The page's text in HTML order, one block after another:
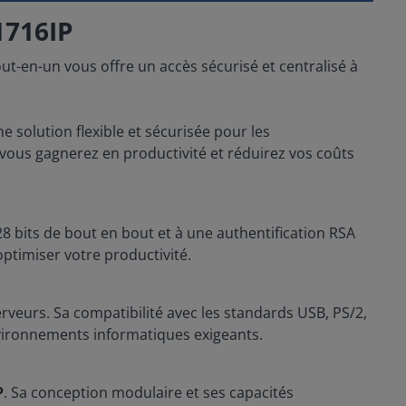
en-un vous offre un accès sécurisé et centralisé à
solution flexible et sécurisée pour les
gagnerez en productivité et réduirez vos coûts
bits de bout en bout et à une authentification RSA
votre productivité.
Sa compatibilité avec les standards USB, PS/2,
informatiques exigeants.
. Sa conception modulaire et ses capacités